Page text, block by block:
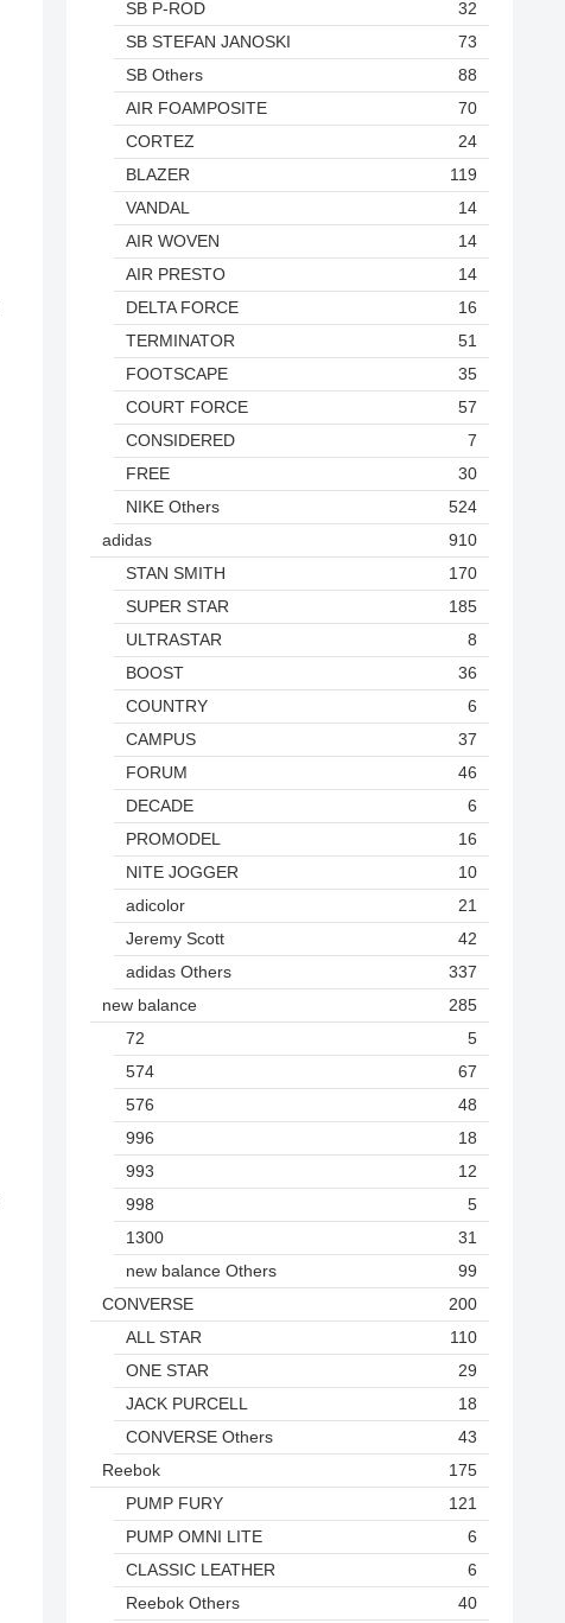
SB P-ROD
32
SB STEFAN JANOSKI
73
SB Others
88
AIR FOAMPOSITE
70
CORTEZ
24
BLAZER
119
VANDAL
14
AIR WOVEN
14
AIR PRESTO
14
DELTA FORCE
16
TERMINATOR
51
FOOTSCAPE
35
COURT FORCE
57
CONSIDERED
7
FREE
30
NIKE Others
524
adidas
910
STAN SMITH
170
SUPER STAR
185
ULTRASTAR
8
BOOST
36
COUNTRY
6
CAMPUS
37
FORUM
46
DECADE
6
PROMODEL
16
NITE JOGGER
10
adicolor
21
Jeremy Scott
42
adidas Others
337
new balance
285
72
5
574
67
576
48
996
18
993
12
998
5
1300
31
new balance Others
99
CONVERSE
200
ALL STAR
110
ONE STAR
29
JACK PURCELL
18
CONVERSE Others
43
Reebok
175
PUMP FURY
121
PUMP OMNI LITE
6
CLASSIC LEATHER
6
Reebok Others
40